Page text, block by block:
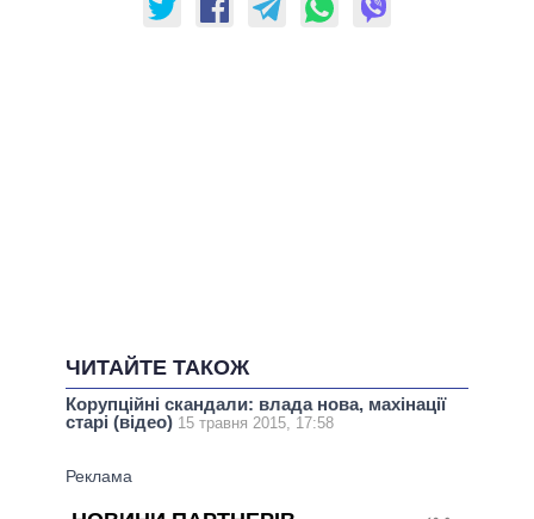
ЧИТАЙТЕ ТАКОЖ
Корупційні скандали: влада нова, махінації
старі (відео) 15 травня 2015, 17:58